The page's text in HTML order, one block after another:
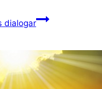
dialogar